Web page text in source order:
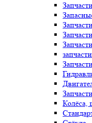
Колёса,